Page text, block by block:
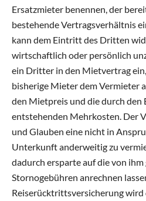
Ersatzmieter benennen, der
bestehende Vertragsverhältnis
kann dem Eintritt des Dritten
wirtschaftlich oder persönlich
ein Dritter in den Mietvertrag
bisherige Mieter dem Vermieter
den Mietpreis und die durch
entstehenden Mehrkosten. Der
und Glauben eine nicht in
Unterkunft anderweitig zu
dadurch ersparte auf die von
Stornogebühren anrechnen
Reiserücktrittsversicherung wird